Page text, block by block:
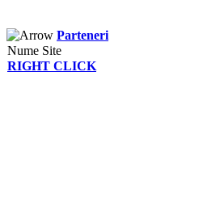
Parteneri
Nume Site
RIGHT CLICK